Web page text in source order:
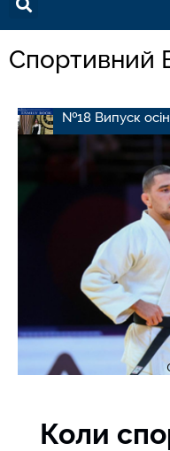
Спортивний
№18 Випуск
Коли